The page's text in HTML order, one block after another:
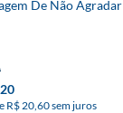
De Não Agradar
R$ 20,60 sem juros